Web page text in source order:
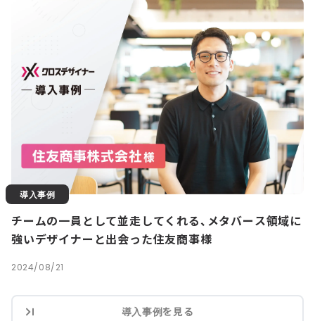
導入事例
チームの一員として並走してくれる、メタバース領域に
強いデザイナーと出会った住友商事様
2024/08/21
導入事例を見る